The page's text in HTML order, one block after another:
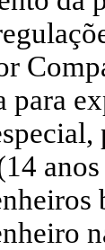
para